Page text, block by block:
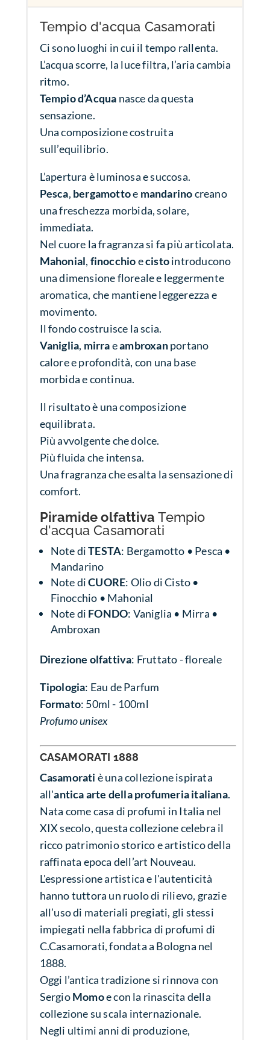
Tempio d'acqua Casamorati
Ci sono luoghi in cui il tempo rallenta.
L’acqua scorre, la luce filtra, l’aria cambia
ritmo.
Tempio d’Acqua nasce da questa
sensazione.
Una composizione costruita
sull’equilibrio.
L’apertura è luminosa e succosa.
Pesca, bergamottoe mandarinocreano
una freschezza morbida, solare,
immediata.
Nel cuore la fragranza si fa più articolata.
Mahonial, finocchioecistointroducono
una dimensione floreale e leggermente
aromatica, che mantiene leggerezza e
movimento.
Il fondo costruisce la scia.
Vaniglia, mirraeambroxanportano
calore e profondità, con una base
morbida e continua.
Il risultato è una composizione
equilibrata.
Più avvolgente che dolce.
Più fluida che intensa.
Una fragranza che esalta la sensazione di
comfort.
Piramide olfattiva Tempio
d'acqua Casamorati
Note diTESTA: Bergamotto • Pesca •
Mandarino
Note diCUORE: Olio di Cisto •
Finocchio • Mahonial
Note di FONDO: Vaniglia • Mirra •
Ambroxan
Direzione olfattiva: Fruttato - floreale
Tipologia: Eau de Parfum
Formato: 50ml - 100ml
Profumo unisex
CASAMORATI 1888
Casamorati è una collezione ispirata
all'antica arte della profumeria italiana.
Nata come casa di profumi in Italia nel
XIX secolo, questa collezione celebra il
ricco patrimonio storico e artistico della
raffinata epoca dell’art Nouveau.
L'espressione artistica e l'autenticità
hanno tuttora un ruolo di rilievo, grazie
all’uso di materiali pregiati, gli stessi
impiegati nella fabbrica di profumi di
C.Casamorati, fondata a Bologna nel
1888.
Oggi l’antica tradizione si rinnova con
SergioMomoe con la rinascita della
collezione su scala internazionale.
Negli ultimi anni di produzione,